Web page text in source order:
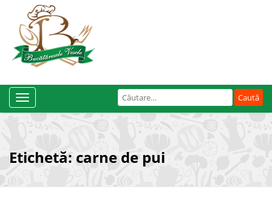
Caută
după:
Toggle
Navigation
Etichetă: carne de pui